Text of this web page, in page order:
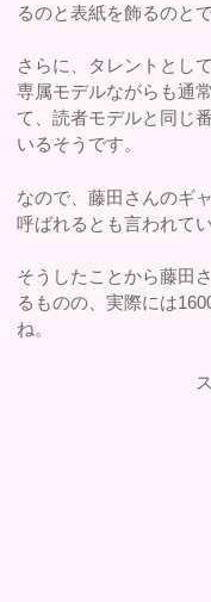
るのと表紙を飾るのと
さらに、タレントとし
専属モデルながらも通
て、読者モデルと同じ
いるそうです。
なので、藤田さんのギ
呼ばれるとも言われて
そうしたことから藤田
るものの、実際には
ね。